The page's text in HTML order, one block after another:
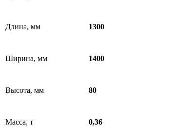
Длина, мм 1300
Ширина, мм 1400
Высота, мм 80
Масса, т 0,36